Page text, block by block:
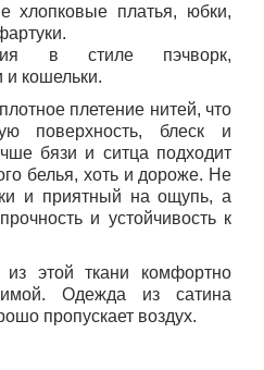
хлопковые платья, юбки,
в стиле пэчворк,
и кошельки.
плетение нитей, что
поверхность, блеск и
бязи и ситца подходит
белья, хоть и дороже. Не
и приятный на ощупь, а
и устойчивость к
этой ткани комфортно
Одежда из сатина
пропускает воздух.